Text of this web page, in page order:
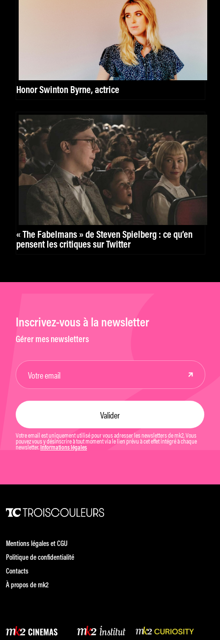
Honor Swinton Byrne, actrice
« The Fabelmans » de Steven Spielberg : ce qu’en
pensent les critiques sur Twitter
Inscrivez-vous à la newsletter
Gérer mes newsletters
Votre email est uniquement utilisé pour vous adresser les newsletters de mk2. Vous
pouvez vous y désinscrire à tout moment via le lien prévu à cet effet intégré à chaque
newsletter. Informations légales
Mentions légales et CGU
Politique de confidentialité
Contacts
À propos de mk2